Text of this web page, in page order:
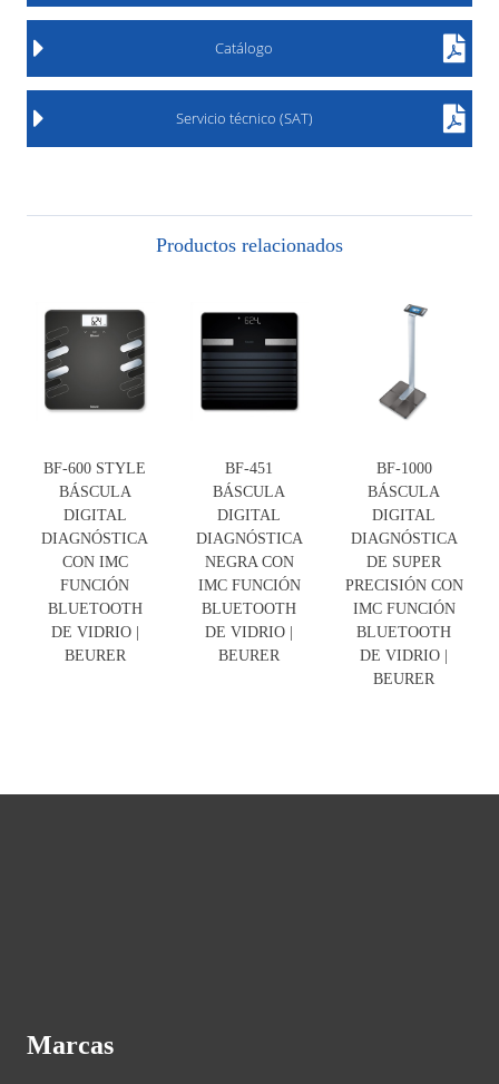
Catálogo
Servicio técnico (SAT)
Productos relacionados
BF-600 STYLE
BÁSCULA
DIGITAL
DIAGNÓSTICA
CON IMC
FUNCIÓN
BLUETOOTH
DE VIDRIO |
BEURER
BF-451
BÁSCULA
DIGITAL
DIAGNÓSTICA
NEGRA CON
IMC FUNCIÓN
BLUETOOTH
DE VIDRIO |
BEURER
BF-1000
BÁSCULA
DIGITAL
DIAGNÓSTICA
DE SUPER
PRECISIÓN CON
IMC FUNCIÓN
BLUETOOTH
DE VIDRIO |
BEURER
Marcas